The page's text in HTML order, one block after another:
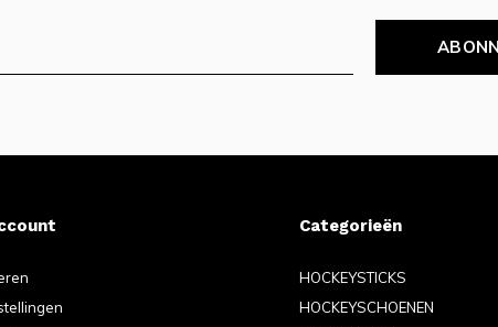
Categorieën
HOCKEYSTICKS
HOCKEYSCHOENEN